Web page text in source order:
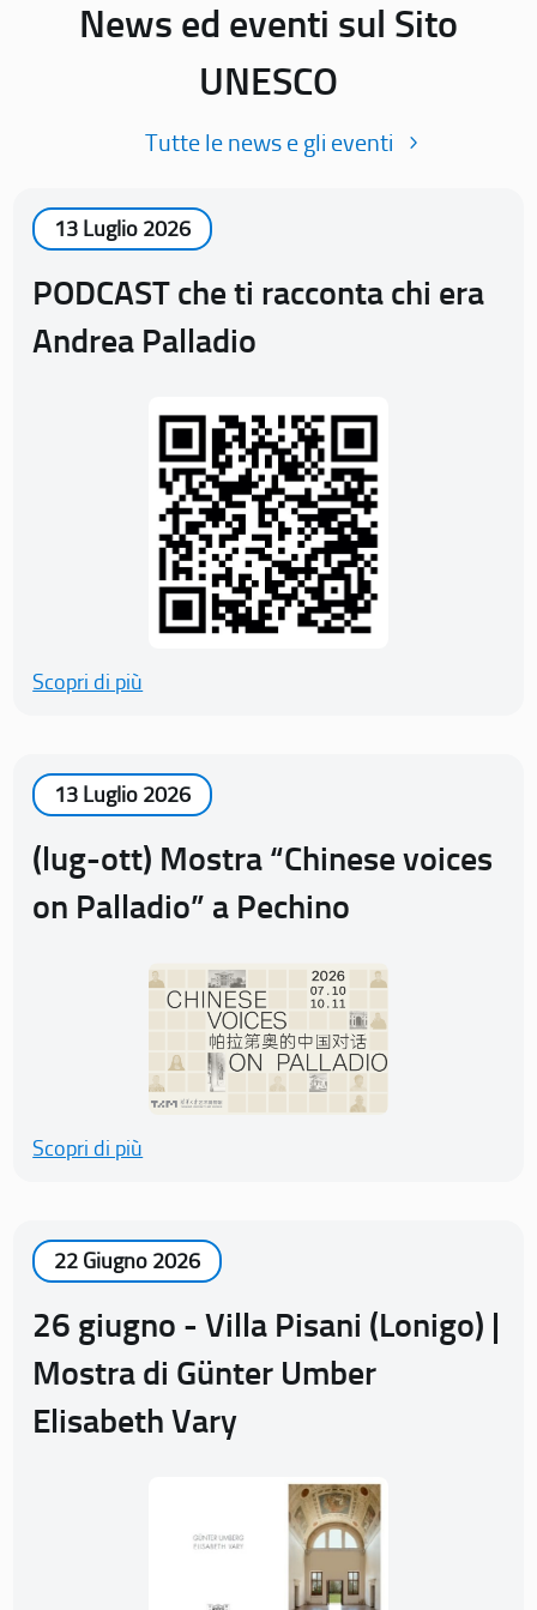
News ed eventi sul Sito
UNESCO
Tutte le news e gli eventi
13 Luglio 2026
PODCAST che ti racconta chi era
Andrea Palladio
Scopri di più
13 Luglio 2026
(lug-ott) Mostra “Chinese voices
on Palladio” a Pechino
Scopri di più
22 Giugno 2026
26 giugno - Villa Pisani (Lonigo) |
Mostra di Günter Umber
Elisabeth Vary